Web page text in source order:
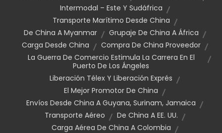
Intermodal – Este Y Sudáfrica
Transporte Marítimo Desde China
De China A Myanmar
Grupaje De China A África
Carga Desde China
Compra De China Proveedor
La Guerra De Comercio Estimula La Carrera En El
Puerto De Los Ángeles
Liberación Télex Y Liberación Exprés
El Mejor Promotor De China
Envíos Desde China A Guyana, Surinam, Jamaica
Transporte Aéreo
De China A EE. UU.
Carga Aérea De China A Colombia